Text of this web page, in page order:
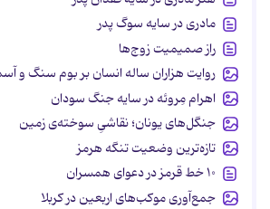
مادری در سایه سوگ پدر
راز صمیمیت زوج‌ها
روایت هزاران ساله انسان بر بوم سنگ و
اهرام مِروئه در سایه جنگ سودان
جنگل‌های یونان؛ نقاشیِ سوخته‌ی زمین
تازه‌ترین وضعیت تنگه هرمز
۱۰ خط قرمز در دعوای همسران
جمع‌آوری موکب‌های اربعین در کربلا